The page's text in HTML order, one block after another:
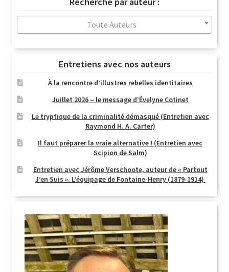
Toute Auteurs
Entretiens avec nos auteurs
À la rencontre d’illustres rebelles identitaires
Juillet 2026 – le message d’Évelyne Cotinet
Le tryptique de la criminalité démasqué (Entretien avec
Raymond H. A. Carter)
Il faut préparer la vraie alternative ! (Entretien avec
Scipion de Salm)
Entretien avec Jérôme Verschoote, auteur de « Partout
J’en Suis ». L’équipage de Fontaine-Henry (1879-1914)